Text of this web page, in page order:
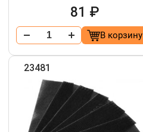
81 ₽
В корзину
23481